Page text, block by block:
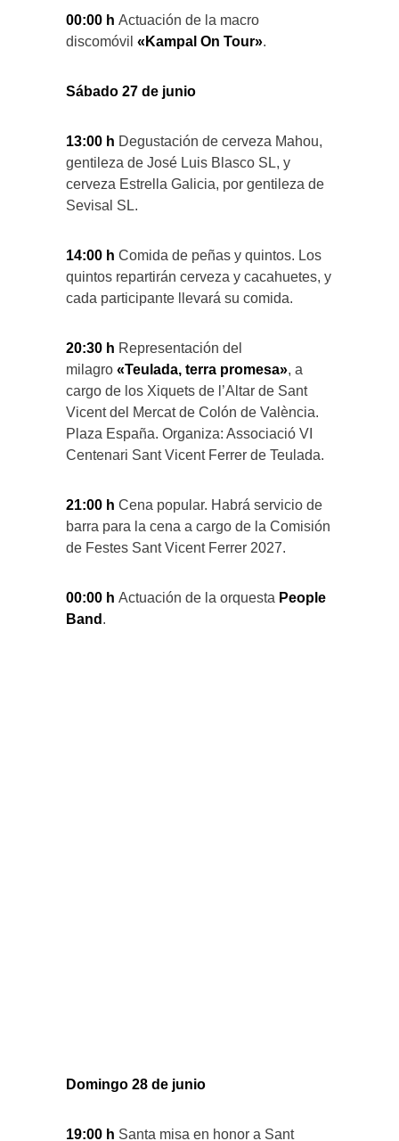
00:00 h Actuación de la macro
discomóvil «Kampal On Tour».
Sábado 27 de junio
13:00 h Degustación de cerveza Mahou,
gentileza de José Luis Blasco SL, y
cerveza Estrella Galicia, por gentileza de
Sevisal SL.
14:00 h Comida de peñas y quintos. Los
quintos repartirán cerveza y cacahuetes, y
cada participante llevará su comida.
20:30 h Representación del
milagro «Teulada, terra promesa», a
cargo de los Xiquets de l’Altar de Sant
Vicent del Mercat de Colón de València.
Plaza España. Organiza: Associació VI
Centenari Sant Vicent Ferrer de Teulada.
21:00 h Cena popular. Habrá servicio de
barra para la cena a cargo de la Comisión
de Festes Sant Vicent Ferrer 2027.
00:00 h Actuación de la orquesta People
Band .
Domingo 28 de junio
19:00 h Santa misa en honor a Sant